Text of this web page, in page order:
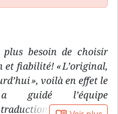
plus besoin de choisir
et fiabilité! « L’original,
», voilà en effet le
guidé l’équipe
de la version